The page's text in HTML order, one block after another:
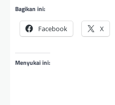
Bagikan ini:
Facebook X
Menyukai ini: